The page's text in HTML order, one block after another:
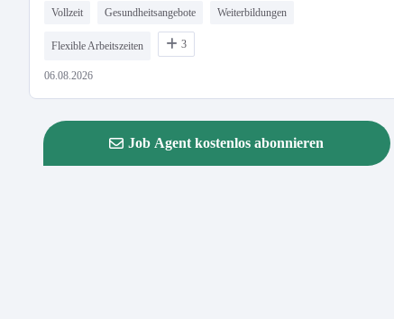
Vollzeit Gesundheitsangebote Weiterbildungen
Flexible Arbeitszeiten 3
06.08.2026
Job Agent kostenlos abonnieren